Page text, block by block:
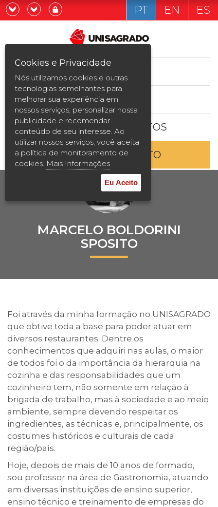
Graduação
Pós-graduação e MBA
Curta Duração
Vestibular
2ª Graduação
Transferência
Reingresso
Prouni
Desconto de pontualidade
Biblioteca
Calendário acadêmico
Internacionalização
UATI
Já sou estudande
Quero ser estudante
PT EN ES
ESTUDE AQUI
BOLSAS E DESCONTOS
ENTRE EM CONTATO
MARCELO BOLDORINI
SPOSITO
Foi através da minha formação no UNISAGRADO
que obtive toda a base para poder atuar em
diversos restaurantes. Dentre os
conhecimentos que adquiri nas aulas, o maior
de todos foi o da importância da hierarquia na
cozinha e das responsabilidades que um
cozinheiro tem, não somente em relação à
brigada de trabalho, mas à sociedade e ao meio
ambiente, sempre devendo respeitar os
ingredientes, as técnicas e, principalmente, os
costumes históricos e culturais de cada
região/país.
Hoje, depois de mais de 10 anos de formado,
sou professor na área de Gastronomia, atuando
em diversas instituições de ensino superior,
ensino técnico e treinamento de empresas do
Cookies e Privacidade
Nós utilizamos cookies e outras
tecnologias semelhantes para
melhorar sua experiência em
nossos serviços, personalizar nossa
publicidade e recomendar
conteúdo de seu interesse. Ao
utilizar nossos serviços, você aceita
a política de monitoramento de
cookies. Mais Informações
Eu Aceito